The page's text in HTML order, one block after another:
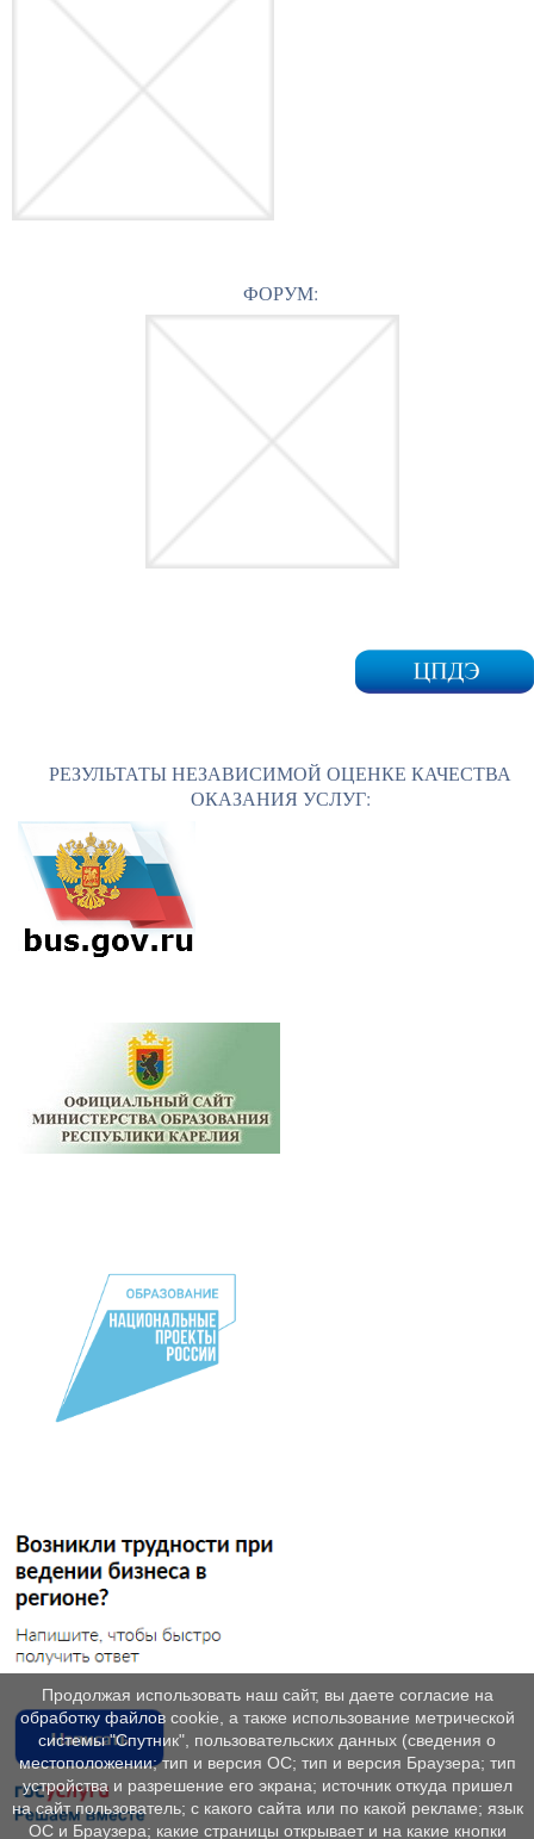
ФОРУМ:
РЕЗУЛЬТАТЫ НЕЗАВИСИМОЙ ОЦЕНКЕ КАЧЕСТВА
ОКАЗАНИЯ УСЛУГ:
Продолжая использовать наш сайт, вы даете согласие на
обработку файлов cookie, а также использование метрической
системы "Спутник", пользовательских данных (сведения о
местоположении; тип и версия ОС; тип и версия Браузера; тип
устройства и разрешение его экрана; источник откуда пришел
на сайт пользователь; с какого сайта или по какой рекламе; язык
ОС и Браузера; какие страницы открывает и на какие кнопки